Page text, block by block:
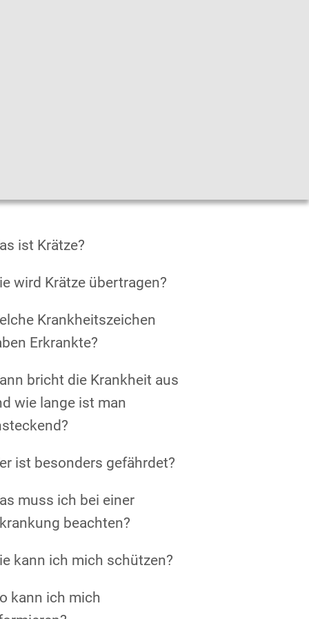
ist Krätze?
wird Krätze übertragen?
Krankheitszeichen
Erkrankte?
bricht die Krankheit aus
wie lange ist man
ist besonders gefährdet?
muss ich bei einer
beachten?
kann ich mich schützen?
kann ich mich